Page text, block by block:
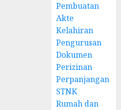
Pembuatan
Akte
Kelahiran
Pengurusan
Dokumen
Perizinan
Perpanjangan
STNK
Rumah dan